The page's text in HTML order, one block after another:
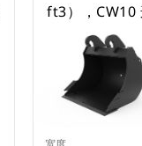
ft3），CW10